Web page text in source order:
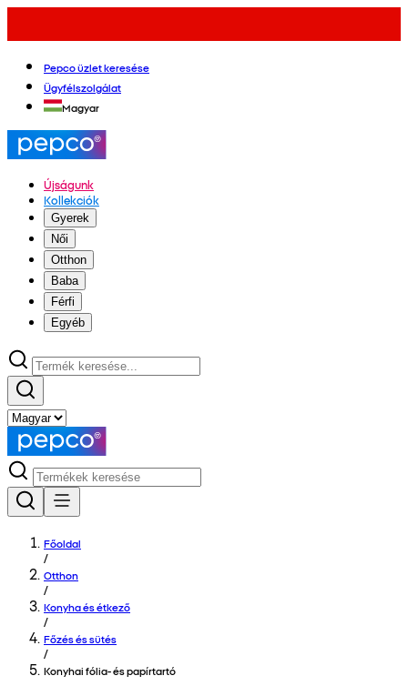
Pepco üzlet keresése
Ügyfélszolgálat
Magyar
Újságunk
Kollekciók
Gyerek
Női
Otthon
Baba
Férfi
Egyéb
Főoldal
/
Otthon
/
Konyha és étkező
/
Főzés és sütés
/
Konyhai fólia- és papírtartó